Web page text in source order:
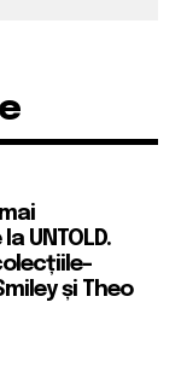
UNTOLD.
și Theo